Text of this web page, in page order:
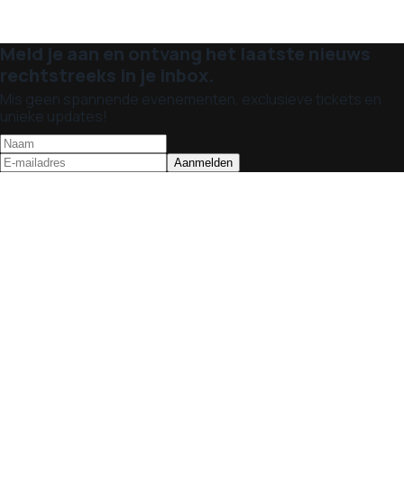
Meld je aan en ontvang het laatste nieuws
rechtstreeks in je inbox.
Mis geen spannende evenementen, exclusieve tickets en
unieke updates!